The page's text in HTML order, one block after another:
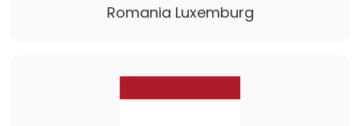
Romania Luxemburg